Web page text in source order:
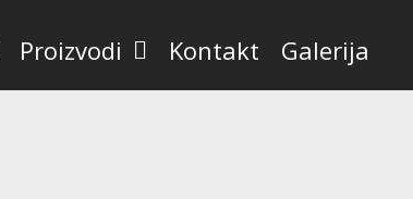
Proizvodi Kontakt Galerija